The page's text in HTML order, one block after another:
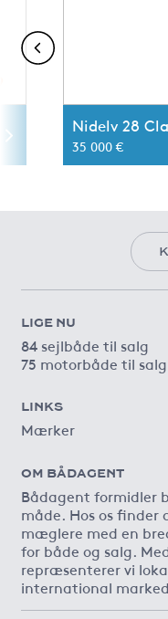
Nidelv 28
35 000 €
LIGE NU
84 sejlbåde til salg
75 motorbåde til salg
LINKS
Mærker
OM BÅDAGENT
Bådagent formidler
måde. Hos os finder
mæglere med en
for både og salg.
repræsenterer vi
international